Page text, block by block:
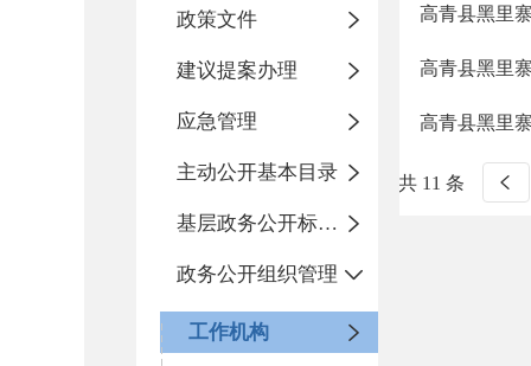
政策文件
建议提案办理
应急管理
主动公开基本目录
基层政务公开标准化规范化
政务公开组织管理
工作机构
高青县黑里
高青县黑里
高青县黑里
共 11 条